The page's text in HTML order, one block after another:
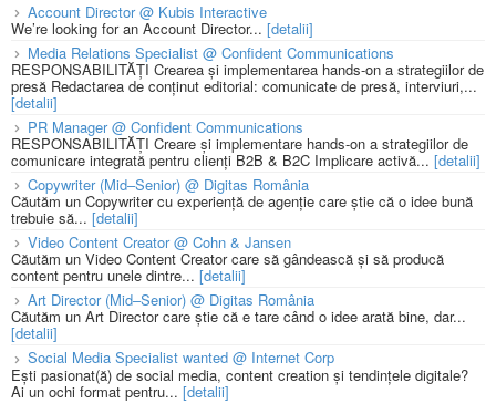
Account Director @ Kubis Interactive
We’re looking for an Account Director... [detalii]
Media Relations Specialist @ Confident Communications
RESPONSABILITĂȚI Crearea și implementarea hands-on a strategiilor de
presă Redactarea de conținut editorial: comunicate de presă, interviuri,...
[detalii]
PR Manager @ Confident Communications
RESPONSABILITĂȚI Creare și implementare hands-on a strategiilor de
comunicare integrată pentru clienți B2B & B2C Implicare activă... [detalii]
Copywriter (Mid–Senior) @ Digitas România
Căutăm un Copywriter cu experiență de agenție care știe că o idee bună
trebuie să... [detalii]
Video Content Creator @ Cohn & Jansen
Căutăm un Video Content Creator care să gândească și să producă
content pentru unele dintre... [detalii]
Art Director (Mid–Senior) @ Digitas România
Căutăm un Art Director care știe că e tare când o idee arată bine, dar...
[detalii]
Social Media Specialist wanted @ Internet Corp
Ești pasionat(ă) de social media, content creation și tendințele digitale?
Ai un ochi format pentru... [detalii]